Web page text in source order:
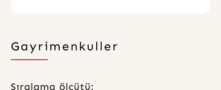
Gayrimenkuller
Sıralama ölçütü: